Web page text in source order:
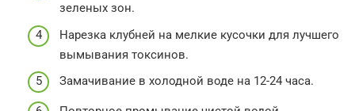
зеленых зон.
Нарезка клубней на мелкие кусочки для лучшего
вымывания токсинов.
Замачивание в холодной воде на 12-24 часа.